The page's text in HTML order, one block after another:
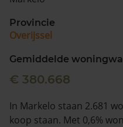
088 220 4200
Maandag t/m vrijdag -
Provincie
Overijssel
Gemiddelde
€ 380.668
In Markelo staan 2.681
koop staan. Met 0,6%